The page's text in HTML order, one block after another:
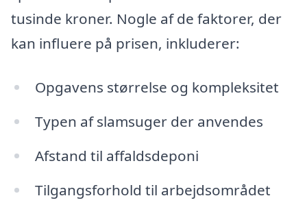
tusinde kroner. Nogle af de faktorer, der
kan influere på prisen, inkluderer:
Opgavens størrelse og kompleksitet
Typen af slamsuger der anvendes
Afstand til affaldsdeponi
Tilgangsforhold til arbejdsområdet